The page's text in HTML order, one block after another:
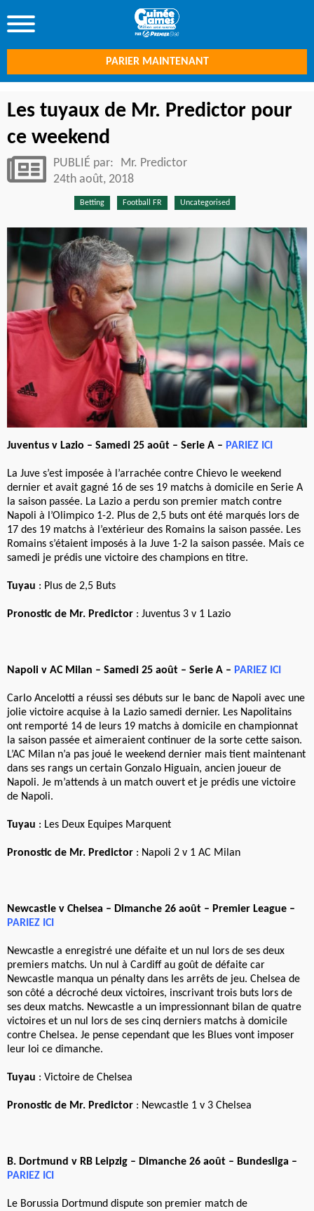
PARIER MAINTENANT
Les tuyaux de Mr. Predictor pour
ce weekend
PUBLIÉ par:
Mr. Predictor
24th août, 2018
Betting Football FR Uncategorised
Juventus v Lazio – Samedi 25 août – Serie A – PARIEZ ICI
La Juve s’est imposée à l’arrachée contre Chievo le weekend
dernier et avait gagné 16 de ses 19 matchs à domicile en Serie A
la saison passée. La Lazio a perdu son premier match contre
Napoli à l’Olimpico 1-2. Plus de 2,5 buts ont été marqués lors de
17 des 19 matchs à l’extérieur des Romains la saison passée. Les
Romains s’étaient imposés à la Juve 1-2 la saison passée. Mais ce
samedi je prédis une victoire des champions en titre.
Tuyau : Plus de 2,5 Buts
Pronostic de Mr. Predictor : Juventus 3 v 1 Lazio
Napoli v AC Milan – Samedi 25 août – Serie A – PARIEZ ICI
Carlo Ancelotti a réussi ses débuts sur le banc de Napoli avec une
jolie victoire acquise à la Lazio samedi dernier. Les Napolitains
ont remporté 14 de leurs 19 matchs à domicile en championnat
la saison passée et aimeraient continuer de la sorte cette saison.
L’AC Milan n’a pas joué le weekend dernier mais tient maintenant
dans ses rangs un certain Gonzalo Higuain, ancien joueur de
Napoli. Je m’attends à un match ouvert et je prédis une victoire
de Napoli.
Tuyau : Les Deux Equipes Marquent
Pronostic de Mr. Predictor : Napoli 2 v 1 AC Milan
Newcastle v Chelsea – Dimanche 26 août – Premier League –
PARIEZ ICI
Newcastle a enregistré une défaite et un nul lors de ses deux
premiers matchs. Un nul à Cardiff au goût de défaite car
Newcastle manqua un pénalty dans les arrêts de jeu. Chelsea de
son côté a décroché deux victoires, inscrivant trois buts lors de
ses deux matchs. Newcastle a un impressionnant bilan de quatre
victoires et un nul lors de ses cinq derniers matchs à domicile
contre Chelsea. Je pense cependant que les Blues vont imposer
leur loi ce dimanche.
Tuyau : Victoire de Chelsea
Pronostic de Mr. Predictor : Newcastle 1 v 3 Chelsea
B. Dortmund v RB Leipzig – Dimanche 26 août – Bundesliga –
PARIEZ ICI
Le Borussia Dortmund dispute son premier match de